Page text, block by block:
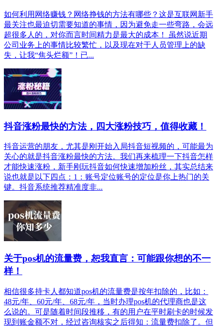
如何利用网络赚钱？网络挣钱的方法有哪些？这是互联网新手
最关注也最迫切需要知道的事情，因为避免走一些弯路，会远
超很多人的，对你而言时间精力是最大的成本！ 虽然说近期
公司业务上的事情比较繁忙，以及现在对于人员管理上的缺
失，让我“焦头烂额”！已...
抖音涨粉最快的方法，四大涨粉技巧，值得收藏！
抖音运营的朋友，尤其是刚开始入局抖音短视频的，可能最为
关心的就是抖音涨粉最快的方法。我们再来梳理一下抖音怎样
才能快速涨粉，新手刚玩抖音如何快速增加粉丝，其实总结来
说也就是以下四点：1：账号定位账号的定位是你上热门的关
键。抖音系统推荐精准度非...
关于pos机的流量费，恕我直言：可能跟你想的不一
样！
相信很多持卡人都知道pos机的流量费是按年扣除的，比如：
48元/年、60元/年、68元/年，当时办理pos机的代理商也是这
么说的。可是随着时间段推移，有的用户在平时刷卡的时候发
现到账金额不对，经过咨询核实之后得知：流量费扣除了。但